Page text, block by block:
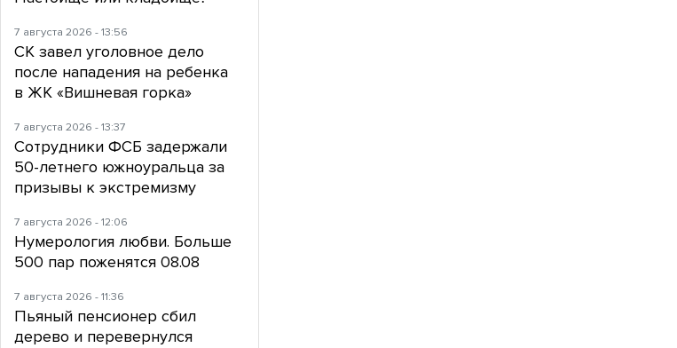
7 августа 2026 - 13:56
СК завел уголовное дело
после нападения на ребенка
в ЖК «Вишневая горка»
7 августа 2026 - 13:37
Сотрудники ФСБ задержали
50-летнего южноуральца за
призывы к экстремизму
7 августа 2026 - 12:06
Нумерология любви. Больше
500 пар поженятся 08.08
7 августа 2026 - 11:36
Пьяный пенсионер сбил
дерево и перевернулся